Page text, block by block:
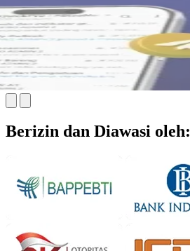
Berizin dan Diawasi oleh: